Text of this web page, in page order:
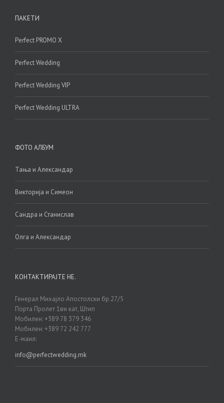
ПАКЕТИ
Perfect PROMO X
Perfect Wedding
Perfect Wedding VIP
Perfect Wedding ULTRA
ФОТО АЛБУМ
Тања и Александар
Викторија и Симеон
Сандра и Станислав
Олга и Александар
КОНТАКТИРАЈТЕ НЕ.
Генерал Михајло Апостолски бр.27/5
Порта Пролет 1ви кат, Штип
Мобилен: +389 78 379 346
Мобилен: +389 72 242 777
Е-маил:
info@perfectwedding.mk